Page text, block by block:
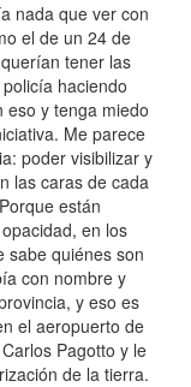
nada que ver con
el de un 24 de
tener las
haciendo
y tenga miedo
Me parece
poder visibilizar y
las caras de cada
están
en los
sabe quiénes son
con nombre y
y eso es
el aeropuerto de
Pagotto y le
de la tierra.